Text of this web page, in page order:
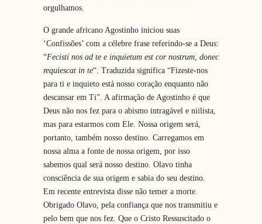
orgulhamos.
O grande africano Agostinho iniciou suas
‘Confissões’ com a célebre frase referindo-se a Deus:
“Fecisti nos ad te e inquietum est cor nostrum, donec
requiescat in te“. Traduzida significa “Fizeste-nos
para ti e inquieto está nosso coração enquanto não
descansar em Ti”. A afirmação de Agostinho é que
Deus não nos fez para o abismo intragável e niilista,
mas para estarmos com Ele. Nossa origem será,
portanto, também nosso destino. Carregamos em
nossa alma a fonte de nossa origem, por isso
sabemos qual será nosso destino. Olavo tinha
consciência de sua origem e sabia do seu destino.
Em recente entrevista disse não temer a morte.
Obrigado Olavo, pela confiança que nos transmitiu e
pelo bem que nos fez. Que o Cristo Ressuscitado o